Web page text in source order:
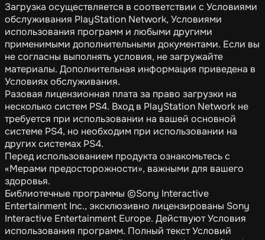
Загрузка осуществляется в соответствии с Условиями
обслуживания PlayStation Network, Условиями
использования программ и любыми другими
применимыми дополнительными документами. Если вы
не согласны выполнять условия, не загружайте
материалы. Дополнительная информация приведена в
Условиях обслуживания.
Разовая лицензионная плата за право загрузки на
несколько систем PS4. Вход в PlayStation Network не
требуется при использовании на вашей основной
системе PS4, но необходим при использовании на
других системах PS4.
Перед использованием продукта ознакомьтесь с
«Мерами предосторожности», важными для вашего
здоровья.
Библиотечные программы ©Sony Interactive
Entertainment Inc., эксклюзивно лицензированы Sony
Interactive Entertainment Europe. Действуют Условия
использования программ. Полный текст Условий